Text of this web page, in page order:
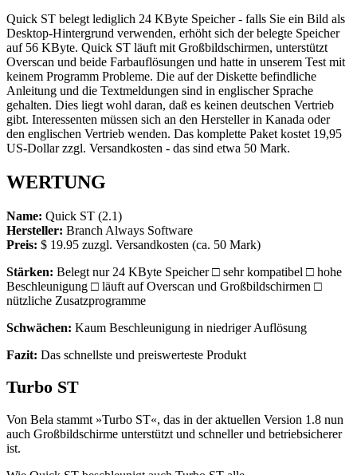
Quick ST belegt lediglich 24 KByte Speicher - falls Sie ein Bild als
Desktop-Hintergrund verwenden, erhöht sich der belegte Speicher
auf 56 KByte. Quick ST läuft mit Großbildschirmen, unterstützt
Overscan und beide Farbauflösungen und hatte in unserem Test mit
keinem Programm Probleme. Die auf der Diskette befindliche
Anleitung und die Textmeldungen sind in englischer Sprache
gehalten. Dies liegt wohl daran, daß es keinen deutschen Vertrieb
gibt. Interessenten müssen sich an den Hersteller in Kanada oder
den englischen Vertrieb wenden. Das komplette Paket kostet 19,95
US-Dollar zzgl. Versandkosten - das sind etwa 50 Mark.
WERTUNG
Name: Quick ST (2.1)
Hersteller: Branch Always Software
Preis: $ 19.95 zuzgl. Versandkosten (ca. 50 Mark)
Stärken: Belegt nur 24 KByte Speicher □ sehr kompatibel □ hohe
Beschleunigung □ läuft auf Overscan und Großbildschirmen □
nützliche Zusatzprogramme
Schwächen: Kaum Beschleunigung in niedriger Auflösung
Fazit: Das schnellste und preiswerteste Produkt
Turbo ST
Von Bela stammt »Turbo ST«, das in der aktuellen Version 1.8 nun
auch Großbildschirme unterstützt und schneller und betriebsicherer
ist.